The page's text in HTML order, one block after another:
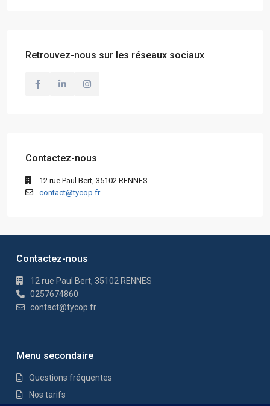
Retrouvez-nous sur les réseaux sociaux
Contactez-nous
12 rue Paul Bert, 35102 RENNES
contact@tycop.fr
Contactez-nous
12 rue Paul Bert, 35102 RENNES
0257674860
contact@tycop.fr
Menu secondaire
Questions fréquentes
Nos tarifs